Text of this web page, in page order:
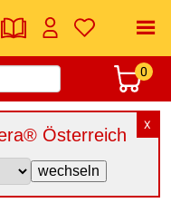
0
X
Österreich